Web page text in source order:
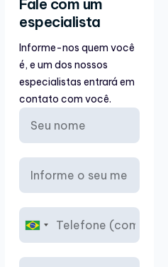
Fale com um
especialista
Informe-nos quem você
é, e um dos nossos
especialistas entrará em
contato com você.
B
r
a